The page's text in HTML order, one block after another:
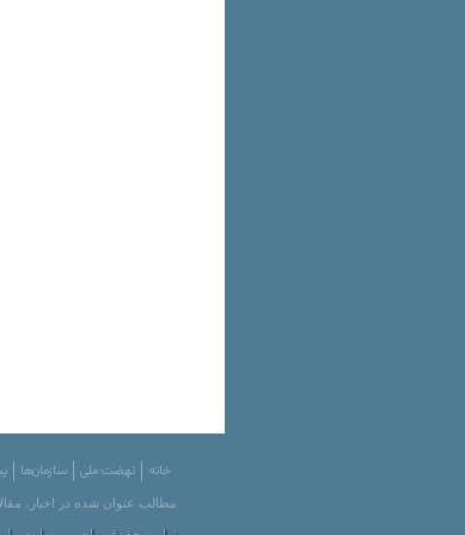
سازمان‌ها نهضت ملی خانه
مطالب عنوان شده در اخبار،